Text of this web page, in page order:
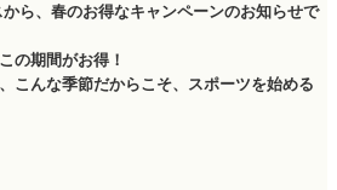
ら、春のお得なキャンペーンのお知らせで
の期間がお得！
こんな季節だからこそ、スポーツを始める